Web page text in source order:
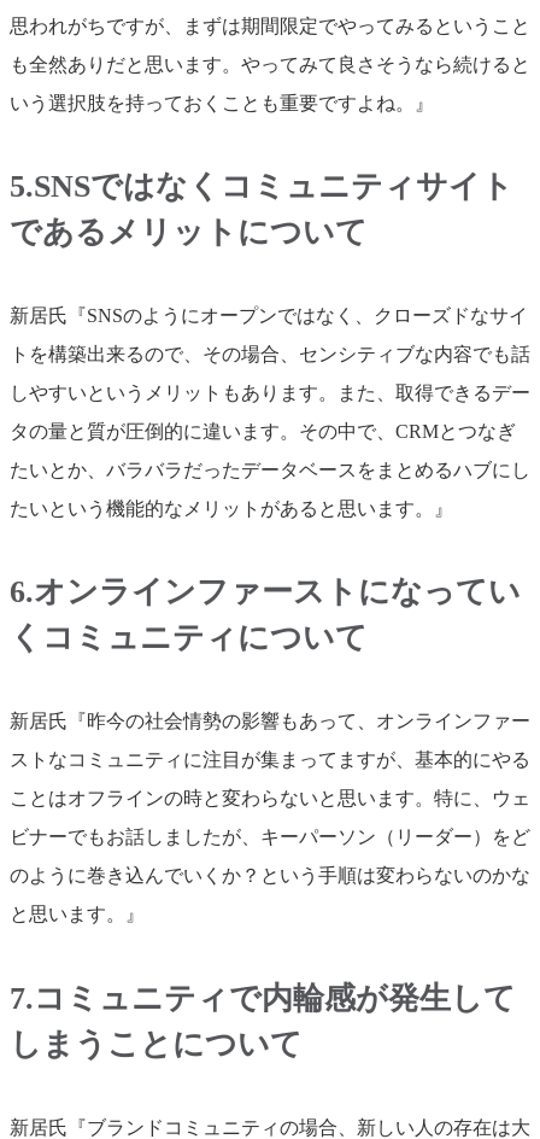
思われがちですが、まずは期間限定でやってみるということ
も全然ありだと思います。やってみて良さそうなら続けると
いう選択肢を持っておくことも重要ですよね。』
5.SNSではなくコミュニティサイト
であるメリットについて
新居氏『SNSのようにオープンではなく、クローズドなサイ
トを構築出来るので、その場合、センシティブな内容でも話
しやすいというメリットもあります。また、取得できるデー
タの量と質が圧倒的に違います。その中で、CRMとつなぎ
たいとか、バラバラだったデータベースをまとめるハブにし
たいという機能的なメリットがあると思います。』
6.オンラインファーストになってい
くコミュニティについて
新居氏『昨今の社会情勢の影響もあって、オンラインファー
ストなコミュニティに注目が集まってますが、基本的にやる
ことはオフラインの時と変わらないと思います。特に、ウェ
ビナーでもお話しましたが、キーパーソン（リーダー）をど
のように巻き込んでいくか？という手順は変わらないのかな
と思います。』
7.コミュニティで内輪感が発生して
しまうことについて
新居氏『ブランドコミュニティの場合、新しい人の存在は大